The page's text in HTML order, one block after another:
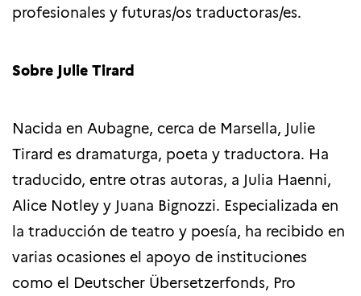
profesionales y futuras/os traductoras/es.
Sobre Julie Tirard
Nacida en Aubagne, cerca de Marsella, Julie
Tirard es dramaturga, poeta y traductora. Ha
traducido, entre otras autoras, a Julia Haenni,
Alice Notley y Juana Bignozzi. Especializada en
la traducción de teatro y poesía, ha recibido en
varias ocasiones el apoyo de instituciones
como el Deutscher Übersetzerfonds, Pro